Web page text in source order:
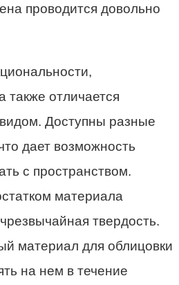
проводится довольно
также отличается
Доступны разные
дает возможность
с пространством.
материала
твердость.
материал для облицовки
на нем в течение